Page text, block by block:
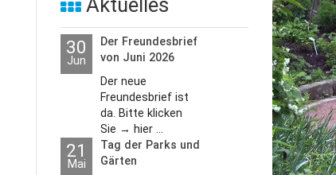
30
Jun
Der Freundesbrief
von Juni 2026
Der neue
Freundesbrief ist
da. Bitte klicken
Sie → hier ...
21
Mai
Tag der Parks und
Gärten